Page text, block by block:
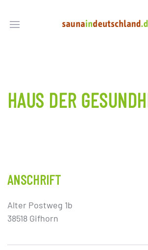
HAUS DER
ANSCHRIFT
Alter Postweg 1b
38518 Gifhorn